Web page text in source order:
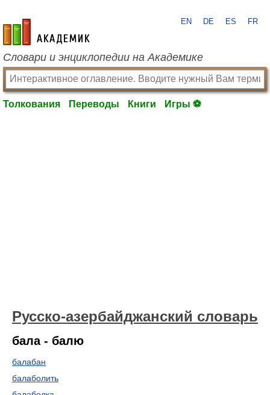
academic.ru
EN DE ES FR
Словари и энциклопедии на Академике
Толкования Переводы Книги Игры ⚽
Русско-азербайджанский словарь
бала - балю
балабан
балаболить